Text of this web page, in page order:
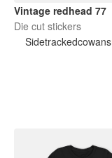
Vintage redhead 77
Die cut stickers
Sidetrackedcowans